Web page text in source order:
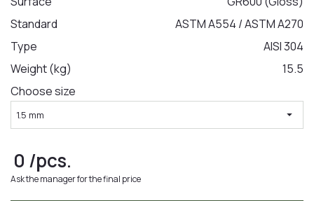
LA COMANDA
Standard
ASTM A554 / ASTM A270
Type
AISI 304
Weight (kg)
15.5
Choose size
1.5 mm arrow_drop_down
0 /pcs.
Ask the manager for the final price